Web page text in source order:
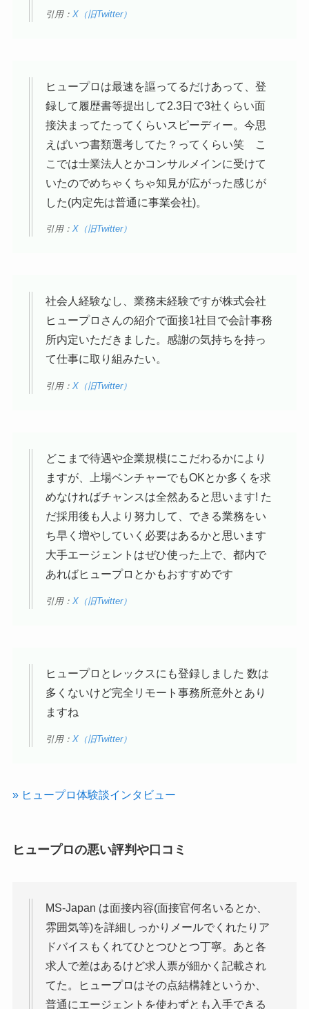
引用： X（旧Twitter）
ヒュープロは最速を謳ってるだけあって、登
録して履歴書等提出して2.3日で3社くらい面
接決まってたってくらいスピーディー。今思
えばいつ書類選考してた？ってくらい笑 こ
こでは士業法人とかコンサルメインに受けて
いたのでめちゃくちゃ知見が広がった感じが
した(内定先は普通に事業会社)。
引用： X（旧Twitter）
社会人経験なし、業務未経験ですが株式会社
ヒュープロさんの紹介で面接1社目で会計事務
所内定いただきました。感謝の気持ちを持っ
て仕事に取り組みたい。
引用： X（旧Twitter）
どこまで待遇や企業規模にこだわるかにより
ますが、上場ベンチャーでもOKとか多くを求
めなければチャンスは全然あると思います! た
だ採用後も人より努力して、できる業務をい
ち早く増やしていく必要はあるかと思います
大手エージェントはぜひ使った上で、都内で
あればヒュープロとかもおすすめです
引用： X（旧Twitter）
ヒュープロとレックスにも登録しました 数は
多くないけど完全リモート事務所意外とあり
ますね
引用： X（旧Twitter）
» ヒュープロ体験談インタビュー
ヒュープロの悪い評判や口コミ
MS-Japan は面接内容(面接官何名いるとか、
雰囲気等)を詳細しっかりメールでくれたりア
ドバイスもくれてひとつひとつ丁寧。あと各
求人で差はあるけど求人票が細かく記載され
てた。ヒュープロはその点結構雑というか、
普通にエージェントを使わずとも入手できる